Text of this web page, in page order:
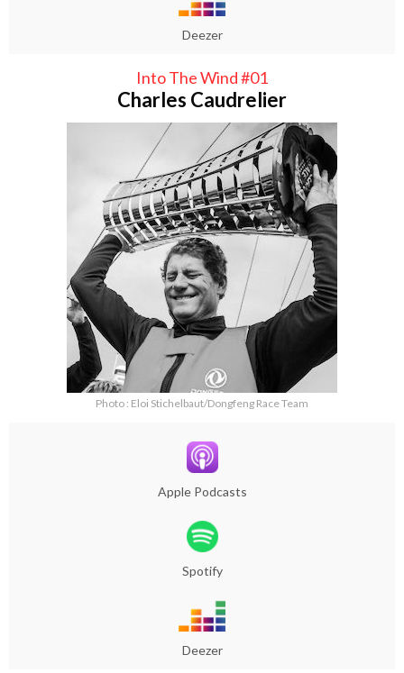
Deezer
Into The Wind #01
Charles Caudrelier
Photo : Eloi Stichelbaut/Dongfeng Race Team
Apple Podcasts
Spotify
Deezer